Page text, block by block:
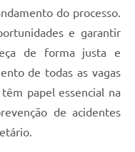
do processo.
e garantir
de forma justa e
de todas as vagas
papel essencial na
de acidentes